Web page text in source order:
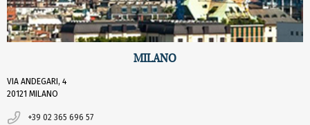
MILANO
VIA ANDEGARI, 4
20121 MILANO
+39 02 365 696 57